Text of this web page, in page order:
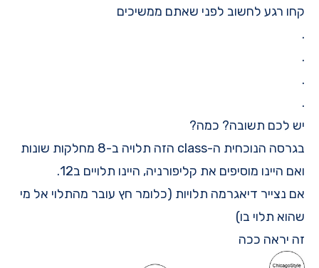
קחו רגע לחשוב לפני שאתם ממשיכים
.
.
.
.
יש לכם תשובה? כמה?
בגרסה הנוכחית ה-class הזה תלויה ב-8 מחלקות שונות
ואם היינו מוסיפים את קליפורניה, היינו תלויים ב12.
אם נצייר דיאגרמה תלויות (כלומר חץ עובר מהתלוי אל מי
שהוא תלוי בו)
זה יראה ככה